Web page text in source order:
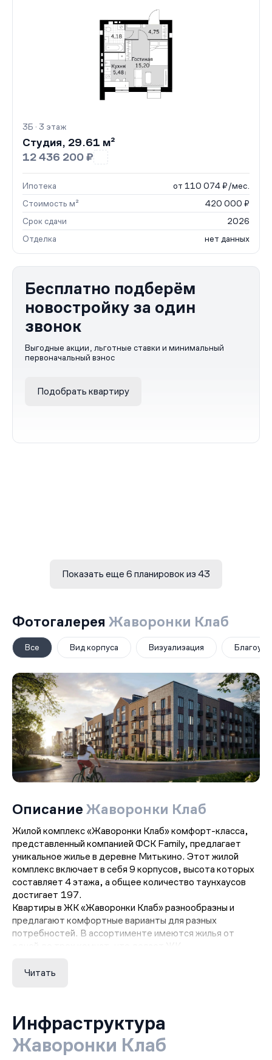
3Б · 3 этаж
Студия, 29.61 м²
12 436 200 ₽
Ипотека
от 110 074 ₽/мес.
Стоимость м²
420 000 ₽
Срок сдачи
2026
Отделка
нет данных
Бесплатно подберём
новостройку за один
звонок
Выгодные акции, льготные ставки и минимальный
первоначальный взнос
Подобрать квартиру
Показать еще 6 планировок из 43
Фотогалерея Жаворонки Клаб
Все Вид корпуса Визуализация
Описание Жаворонки Клаб
Жилой комплекс «Жаворонки Клаб» комфорт-класса,
представленный компанией ФСК Family, предлагает
уникальное жилье в деревне Митькино. Этот жилой
комплекс включает в себя 9 корпусов, высота которых
составляет 4 этажа, а общее количество таунхаусов
достигает 197.
Квартиры в ЖК «Жаворонки Клаб» разнообразны и
предлагают комфортные варианты для разных
потребностей. В ассортименте имеются жилья от
одной до трех комнат, что делает ЖК
Особенностью недвижимости в данном жилом
особый шарм и светлость интерьеру, а также
оборудованные выходы на крышу.
Вариативность предложений включает в себя white box
Читать
Инфраструктура
Жаворонки Клаб